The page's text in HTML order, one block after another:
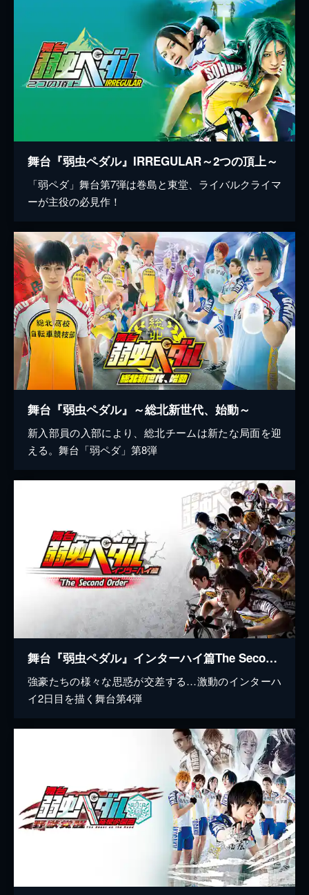
舞台『弱虫ペダル』IRREGULAR～2つの頂上～
「弱ペダ」舞台第7弾は巻島と東堂、ライバルクライマ
ーが主役の必見作！
舞台『弱虫ペダル』～総北新世代、始動～
新入部員の入部により、総北チームは新たな局面を迎
える。舞台「弱ペダ」第8弾
舞台『弱虫ペダル』インターハイ篇The Second Order
強豪たちの様々な思惑が交差する…激動のインターハ
イ2日目を描く舞台第4弾